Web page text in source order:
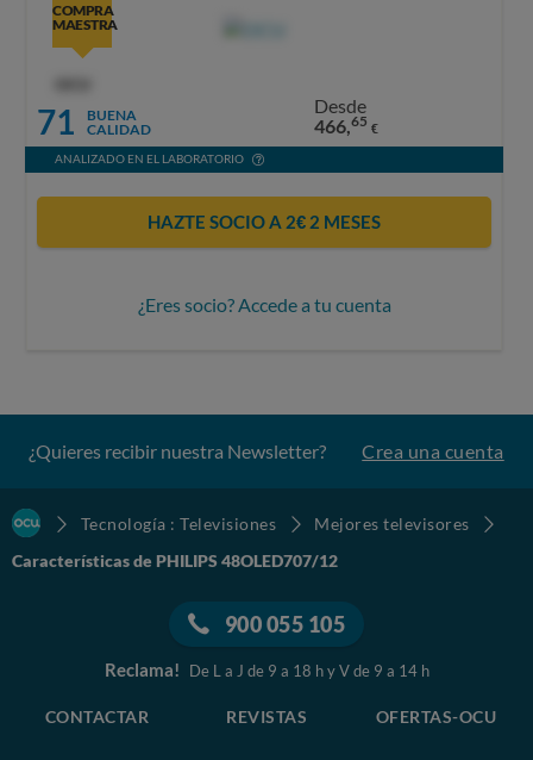
COMPRA
MAESTRA
71
BUENA
CALIDAD
Desde
466,65 €
ANALIZADO EN EL LABORATORIO
HAZTE SOCIO A 2€ 2 MESES
¿Eres socio? Accede a tu cuenta
¿Quieres recibir nuestra Newsletter? Crea una cuenta
Tecnología : Televisiones
Mejores televisores
Características de PHILIPS 48OLED707/12
900 055 105
Reclama! De L a J de 9 a 18 h y V de 9 a 14 h
CONTACTAR REVISTAS OFERTAS-OCU